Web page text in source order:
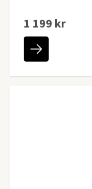
1 199 kr